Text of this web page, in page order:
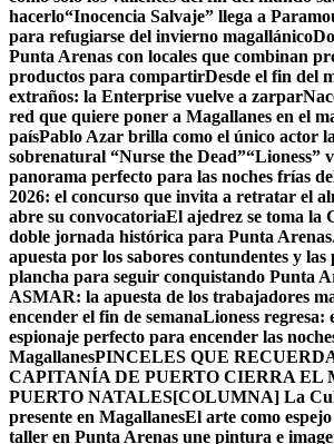
hacerlo“Inocencia Salvaje” llega a
para refugiarse del invierno magallánico
Punta Arenas con locales que combinan
productos para compartirDesde el fin del
extraños: la Enterprise vuelve a zarpar
red que quiere poner a Magallanes en el
paísPablo Azar brilla como el único actor
sobrenatural “Nurse the Dead”“Lioness”
panorama perfecto para las noches frías
2026: el concurso que invita a retratar el
abre su convocatoriaEl ajedrez se toma la
doble jornada histórica para Punta Arenas
apuesta por los sabores contundentes y las
plancha para seguir conquistando Punta
ASMAR: la apuesta de los trabajadores
encender el fin de semanaLioness regresa:
espionaje perfecto para encender las
MagallanesPINCELES QUE
CAPITANÍA DE PUERTO CIERRA EL
PUERTO NATALES[COLUMNA] La
presente en MagallanesEl arte como
taller en Punta Arenas une pintura e